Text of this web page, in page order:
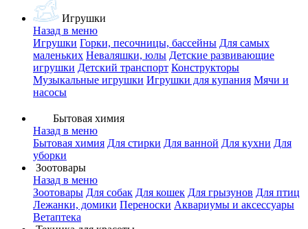
Игрушки
Назад в меню
Игрушки Горки, песочницы, бассейны Для самых
маленьких Неваляшки, юлы Детские развивающие
игрушки Детский транспорт Конструкторы
Музыкальные игрушки Игрушки для купания Мячи и
насосы
Бытовая химия
Назад в меню
Бытовая химия Для стирки Для ванной Для кухни Для
уборки
Зоотовары
Назад в меню
Зоотовары Для собак Для кошек Для грызунов Для птиц
Лежанки, домики Переноски Аквариумы и аксессуары
Ветаптека